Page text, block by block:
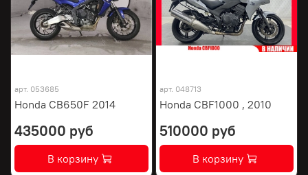
арт. 053685
Honda CB650F 2014
435000 руб
В корзину
арт. 048713
Honda CBF1000 , 2010
510000 руб
В корзину